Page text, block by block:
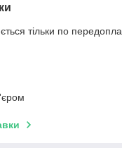
тільки по